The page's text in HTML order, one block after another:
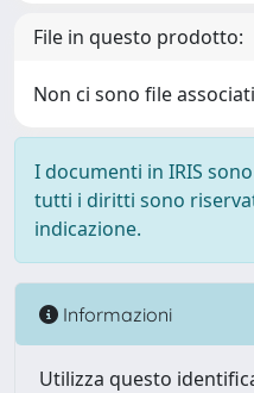
File in questo prodotto:
Non ci sono file
I documenti in IRIS
tutti i diritti sono
indicazione.
Informazioni
Utilizza questo